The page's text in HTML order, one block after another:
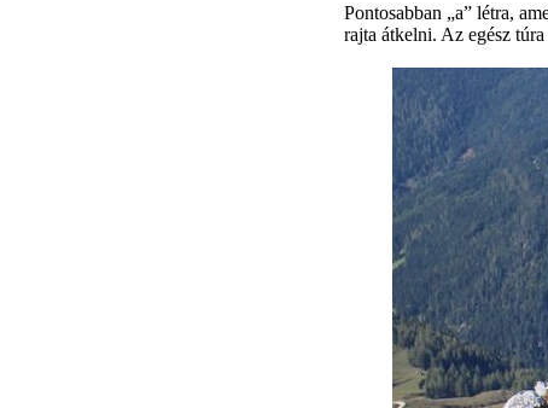
Pontosabban „a” létra,
rajta átkelni. Az egész